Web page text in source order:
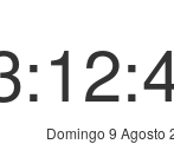
Domingo 9 Agosto